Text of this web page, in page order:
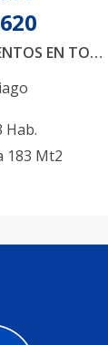
VENTA APARTAMENTOS EN TORRE DE 6 NIVELES EN LOS RIELES
Hab.
183 Mt2